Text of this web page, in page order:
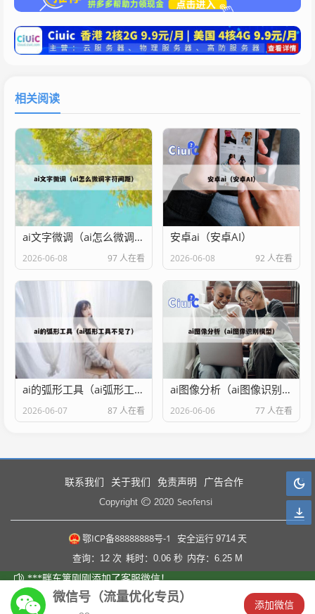
相关阅读
ai文字微调（ai怎么微调字符间距）
2026-06-08 97 人在看
安卓ai（安卓AI）
2026-06-08 92 人在看
ai的弧形工具（ai弧形工具不见了）
2026-06-07 87 人在看
ai图像分析（ai图像识别模型）
2026-06-06 77 人在看
联系我们 关于我们 免责声明 广告合作
Copyright 2020 Seofensi
鄂ICP备88888888号-1 安全运行 9714 天
查询：12 次 耗时：0.06 秒 内存：6.25 M
󦘖 微信号（流量优化专员）
添加微信